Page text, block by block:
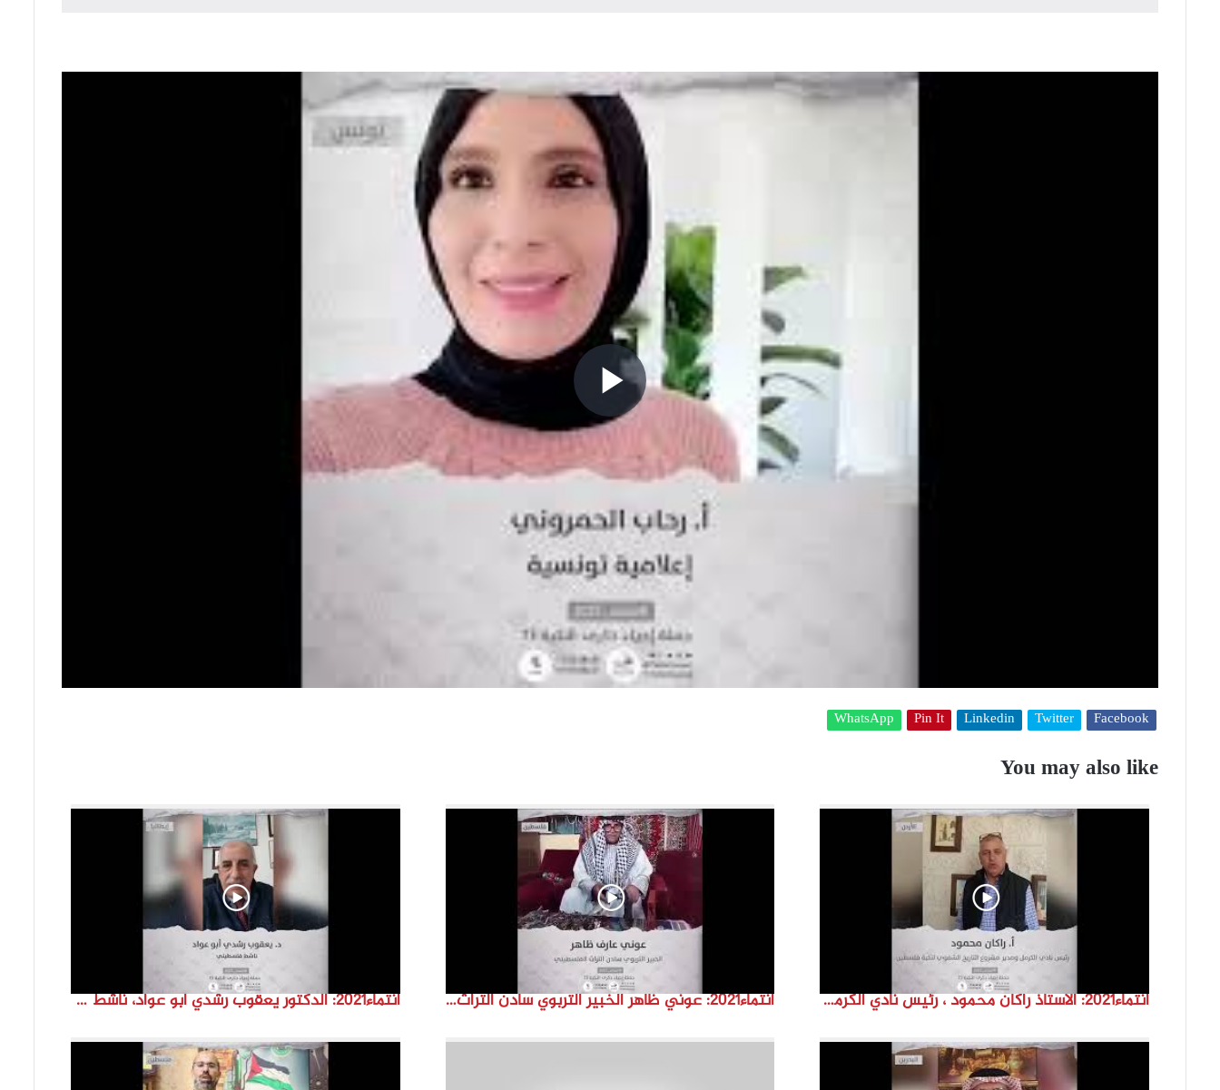
P
l
a
y
d
e
o
Facebook
Twitter
Linkedin
Pin It
WhatsApp
You may also like
انتماء2021: الاستاذ راكان محمود ، رئيس نادي الكرمل ومدير مشروع التاريخ الشفوي لنكبة فلسطين ، الاردن انتماء2021: عوني ظاهر الخبير التربوي سادن التراث الفلسطيني ،فلسطين انتماء2021: الدكتور يعقوب رشدي ابو عواد، ناشط فلسطيني، ايطاليا